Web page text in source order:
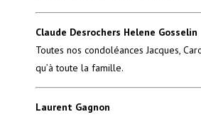
Claude Desrochers Helene Gosselin
Toutes nos condoléances Jacques,
qu’à toute la famille.
Laurent Gagnon